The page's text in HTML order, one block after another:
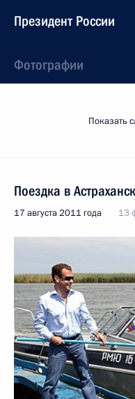
Президент России
Фотографии
Показать
Поездка в
17 августа 2011 года 13